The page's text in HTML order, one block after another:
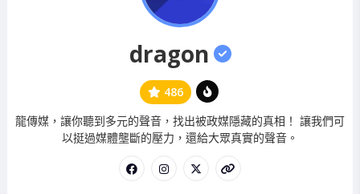
dragon
486
管
理
龍傳媒，讓你聽到多元的聲音，找出被政媒隱藏的真相！ 讓我們可
以挺過媒體壟斷的壓力，還給大眾真實的聲音。